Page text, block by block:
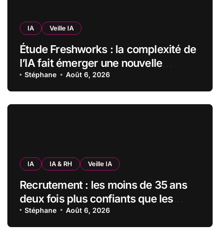
IA Veille IA
Étude Freshworks : la complexité de
l’IA fait émerger une nouvelle
bureaucratie dans les entreprises
françaises
Stéphane Août 6, 2026
IA IA & RH Veille IA
Recrutement : les moins de 35 ans
deux fois plus confiants que les
seniors envers l’IA pour trouver un
emploi
Stéphane Août 6, 2026